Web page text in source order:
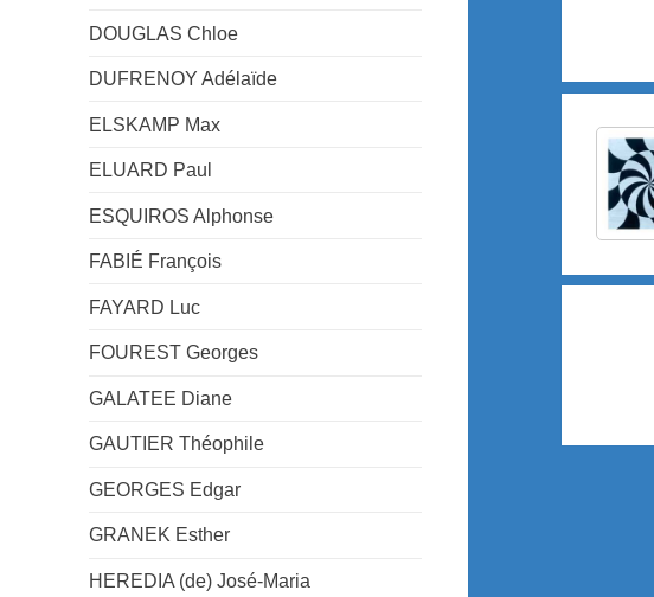
DOUGLAS Chloe
DUFRENOY Adélaïde
ELSKAMP Max
ELUARD Paul
ESQUIROS Alphonse
FABIÉ François
FAYARD Luc
FOUREST Georges
GALATEE Diane
GAUTIER Théophile
GEORGES Edgar
GRANEK Esther
HEREDIA (de) José-Maria